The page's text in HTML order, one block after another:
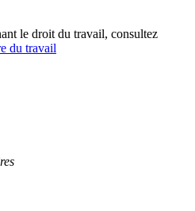
le droit du travail, consultez
du travail